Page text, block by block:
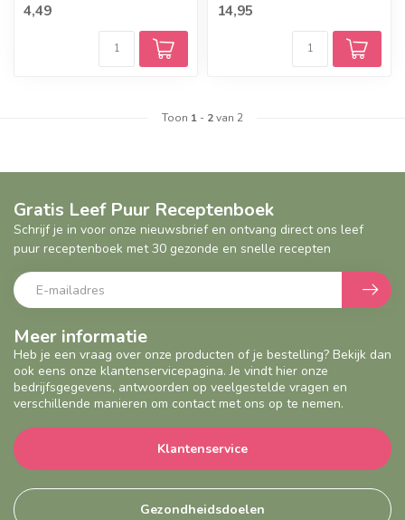
4,49
Uitwasbare en her...
14,95
Toon 1 - 2van 2
Meer informatie
Heb je een vraag over onze producten of je bestelling? Bekijk dan
ook eens onze klantenservicepagina. Je vindt hier onze
bedrijfsgegevens, antwoorden op veelgestelde vragen en
verschillende manieren om contact met ons op te nemen.
Klantenservice
Gezondheidsdoelen
Gratis Leef Puur Receptenboek
Schrijf je in voor onze nieuwsbrief en ontvang direct ons leef
puur receptenboek met 30 gezonde en snelle recepten